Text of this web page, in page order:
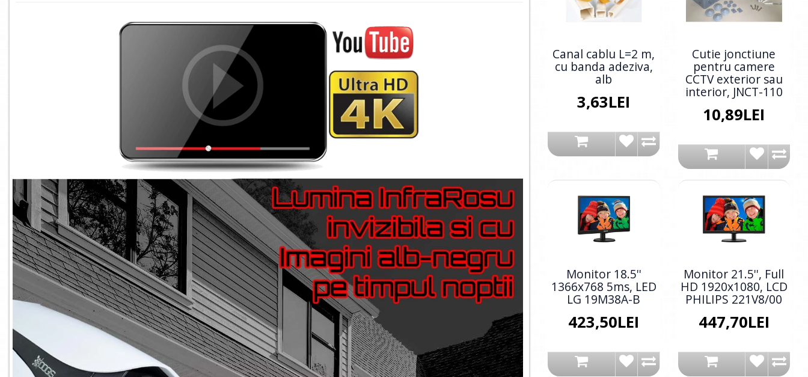
Canal cablu L=2 m,
cu banda adeziva,
alb
3,63LEI
Cutie jonctiune
pentru camere
CCTV exterior sau
interior, JNCT-110
10,89LEI
Monitor 18.5''
1366x768 5ms, LED
LG 19M38A-B
423,50LEI
Monitor 21.5'', Full
HD 1920x1080, LCD
PHILIPS 221V8/00
447,70LEI